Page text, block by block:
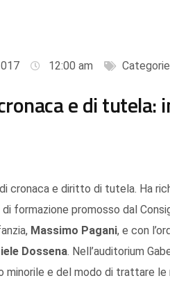
12:00 am
e di tutela:
cronaca e diritto di tutela. Ha
formazione promosso dal
Massimo Pagani, e con
Dossena. Nell’auditorium
minorile e del modo di trattare